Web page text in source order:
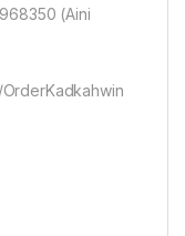
(Aini